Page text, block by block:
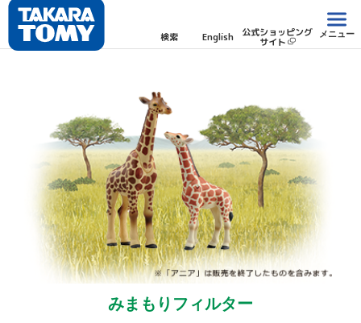
検索 English 公式ショッピング
サイト
メニュー
みまもりフィルター